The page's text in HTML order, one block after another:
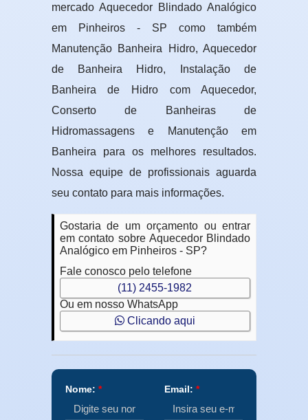
mercado Aquecedor Blindado Analógico
em Pinheiros - SP como também
Manutenção Banheira Hidro, Aquecedor
de Banheira Hidro, Instalação de
Banheira de Hidro com Aquecedor,
Conserto de Banheiras de
Hidromassagens e Manutenção em
Banheira para os melhores resultados.
Nossa equipe de profissionais aguarda
seu contato para mais informações.
Gostaria de um orçamento ou entrar
em contato sobre Aquecedor Blindado
Analógico em Pinheiros - SP?
Fale conosco pelo telefone
(11) 2455-1982
Ou em nosso WhatsApp
Clicando aqui
Nome: * Email: *